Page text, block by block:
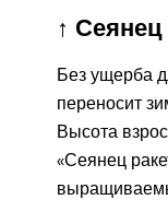
↑
Без ущерба
переносит
Высота
«Сеянец